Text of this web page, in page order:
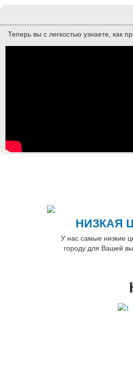
Теперь вы с легкостью узнаете, как
НИЗКАЯ
У нас самые низкие
городу для Вашей